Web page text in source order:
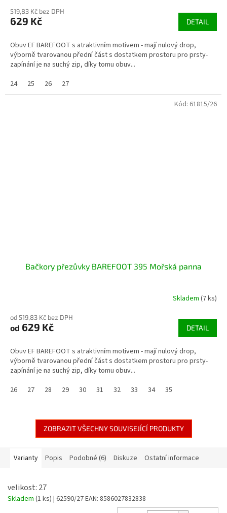
519,83 Kč bez DPH
629 Kč DETAIL
Obuv EF BAREFOOT s atraktivním motivem - mají nulový drop,
výborně tvarovanou přední část s dostatkem prostoru pro prsty-
zapínání je na suchý zip, díky tomu obuv...
24
25 26 27
Bačkory přezůvky BAREFOOT 395 Mořská panna
Skladem (7 ks)
od 519,83 Kč bez DPH
od 629 Kč DETAIL
Obuv EF BAREFOOT s atraktivním motivem - mají nulový drop,
výborně tvarovanou přední část s dostatkem prostoru pro prsty-
zapínání je na suchý zip, díky tomu obuv...
26
27 28 29 30 31 32 33 34 35
Kód: 61815/26
ZOBRAZIT VŠECHNY SOUVISEJÍCÍ PRODUKTY
Varianty Popis Podobné (6) Diskuze Ostatní informace
velikost: 27
Skladem (1 ks) | 62590/27EAN: 8586027832838